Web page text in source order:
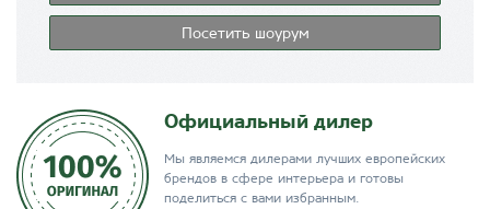
Посетить шоурум
Официальный дилер
Мы являемся дилерами лучших европейских
брендов в сфере интерьера и готовы
поделиться с вами избранным.